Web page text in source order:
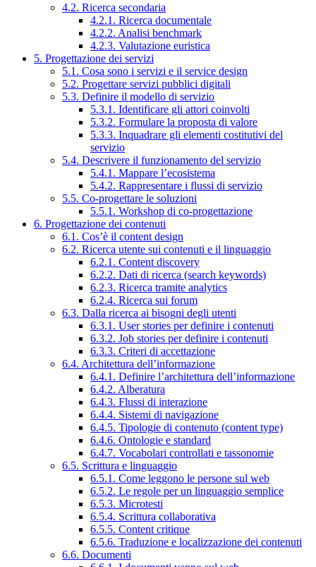
4.2. Ricerca secondaria
4.2.1. Ricerca documentale
4.2.2. Analisi benchmark
4.2.3. Valutazione euristica
5. Progettazione dei servizi
5.1. Cosa sono i servizi e il service design
5.2. Progettare servizi pubblici digitali
5.3. Definire il modello di servizio
5.3.1. Identificare gli attori coinvolti
5.3.2. Formulare la proposta di valore
5.3.3. Inquadrare gli elementi costitutivi del
servizio
5.4. Descrivere il funzionamento del servizio
5.4.1. Mappare l’ecosistema
5.4.2. Rappresentare i flussi di servizio
5.5. Co-progettare le soluzioni
5.5.1. Workshop di co-progettazione
6. Progettazione dei contenuti
6.1. Cos’è il content design
6.2. Ricerca utente sui contenuti e il linguaggio
6.2.1. Content discovery
6.2.2. Dati di ricerca (search keywords)
6.2.3. Ricerca tramite analytics
6.2.4. Ricerca sui forum
6.3. Dalla ricerca ai bisogni degli utenti
6.3.1. User stories per definire i contenuti
6.3.2. Job stories per definire i contenuti
6.3.3. Criteri di accettazione
6.4. Architettura dell’informazione
6.4.1. Definire l’architettura dell’informazione
6.4.2. Alberatura
6.4.3. Flussi di interazione
6.4.4. Sistemi di navigazione
6.4.5. Tipologie di contenuto (content type)
6.4.6. Ontologie e standard
6.4.7. Vocabolari controllati e tassonomie
6.5. Scrittura e linguaggio
6.5.1. Come leggono le persone sul web
6.5.2. Le regole per un linguaggio semplice
6.5.3. Microtesti
6.5.4. Scrittura collaborativa
6.5.5. Content critique
6.5.6. Traduzione e localizzazione dei contenuti
6.6. Documenti